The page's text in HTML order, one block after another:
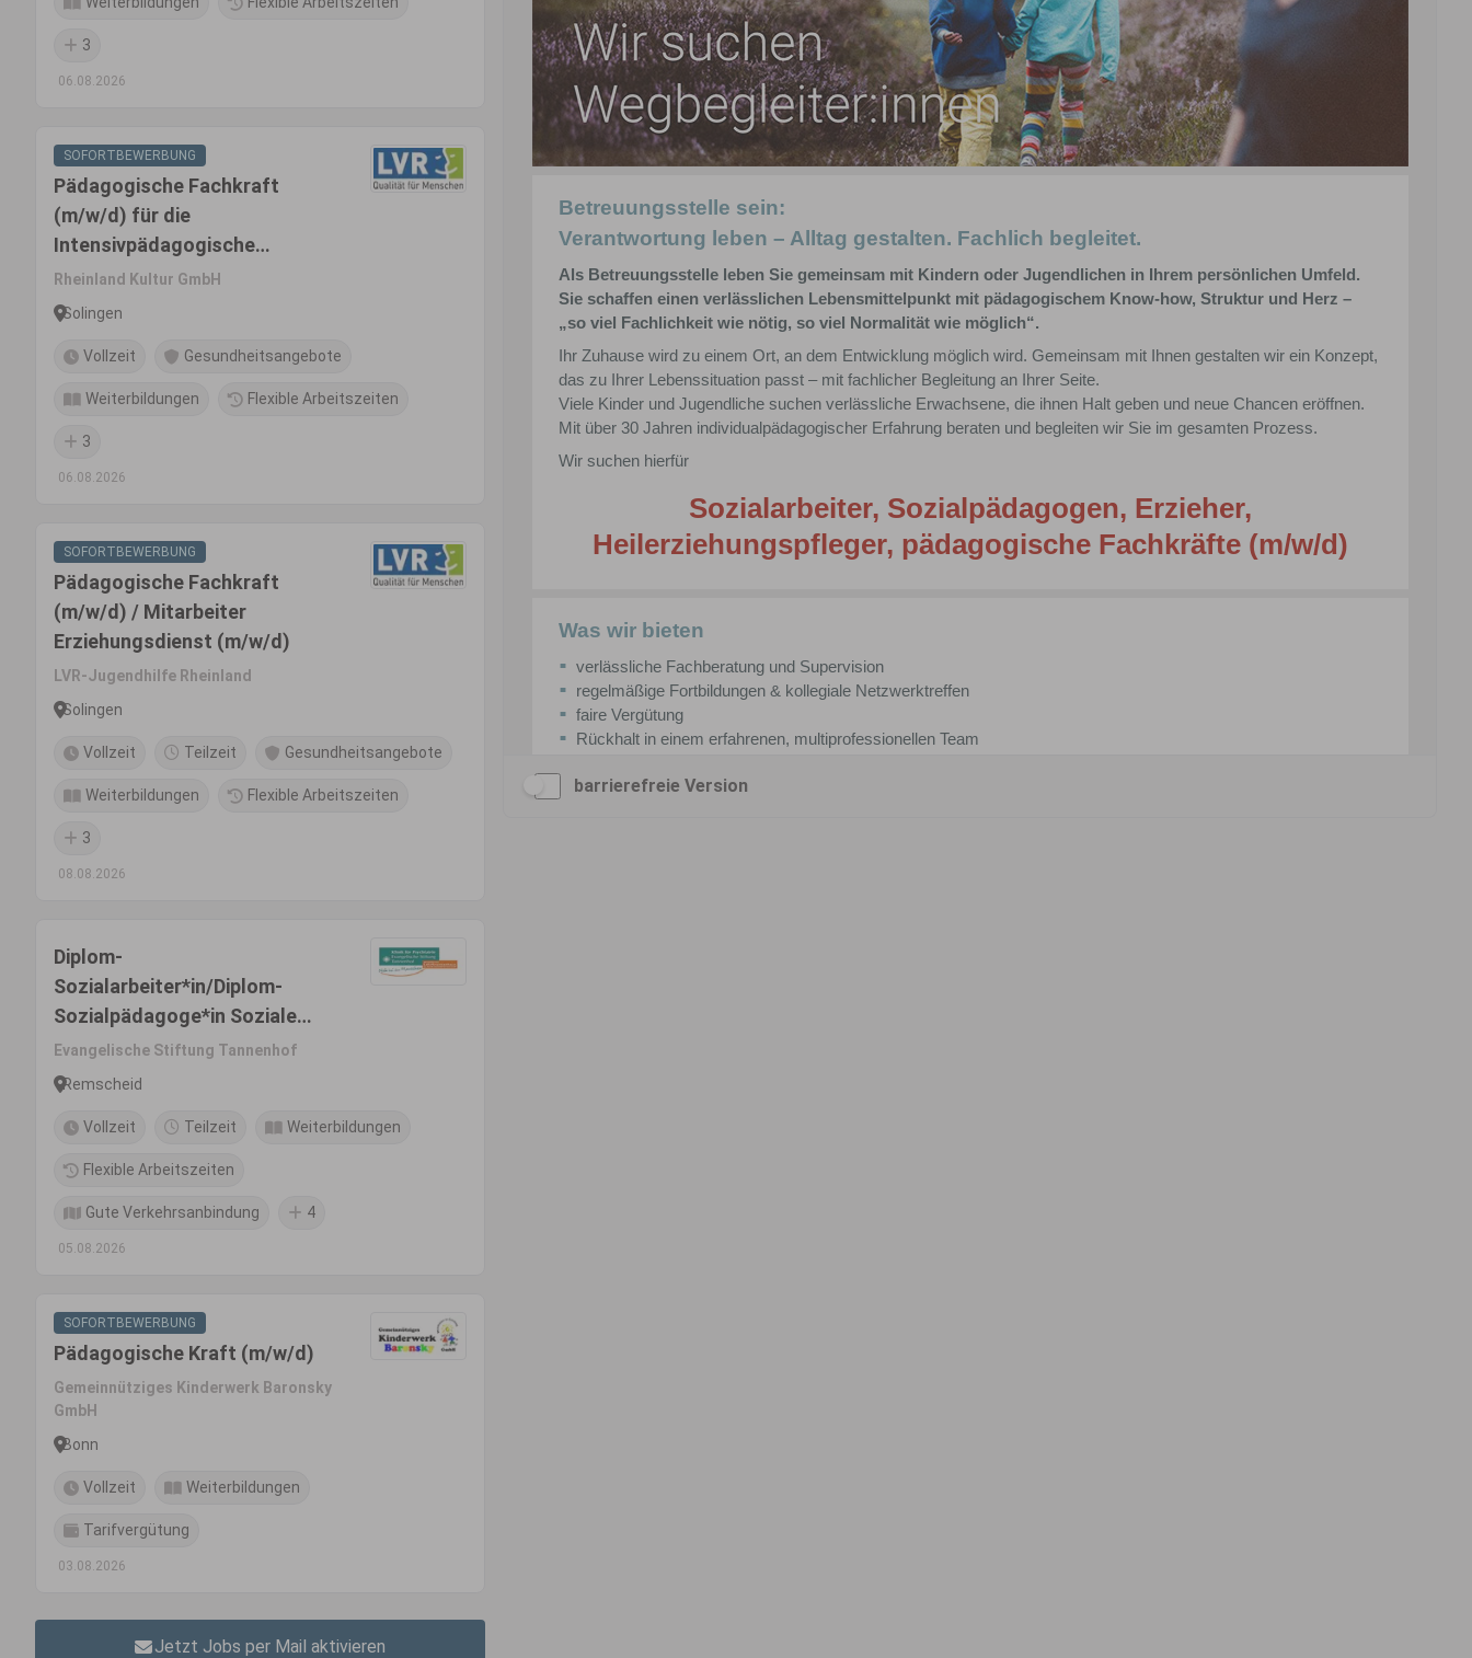
3
06.08.2026
SOFORTBEWERBUNG
Pädagogische Fachkraft
(m/w/d) für die
Intensivpädagogische
Wohngruppe UMA Protect
Rheinland Kultur GmbH
Solingen
Vollzeit Gesundheitsangebote
Weiterbildungen Flexible Arbeitszeiten
3
06.08.2026
SOFORTBEWERBUNG
Pädagogische Fachkraft
(m/w/d) / Mitarbeiter
Erziehungsdienst (m/w/d)
LVR-Jugendhilfe Rheinland
Solingen
Vollzeit Teilzeit Gesundheitsangebote
Weiterbildungen Flexible Arbeitszeiten
3
08.08.2026
Diplom-
Sozialarbeiter*in/Diplom-
Sozialpädagoge*in Soziale
Arbeit (BA)
Evangelische Stiftung Tannenhof
Remscheid
Vollzeit Teilzeit Weiterbildungen
Flexible Arbeitszeiten
Gute Verkehrsanbindung 4
05.08.2026
SOFORTBEWERBUNG
Pädagogische Kraft (m/w/d)
Gemeinnütziges Kinderwerk Baronsky
GmbH
Bonn
Vollzeit Weiterbildungen
Tarifvergütung
03.08.2026
Jetzt Jobs per Mail aktivieren
barrierefreie Version